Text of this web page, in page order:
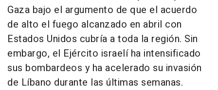
Gaza bajo el argumento de que el acuerdo
de alto el fuego alcanzado en abril con
Estados Unidos cubría a toda la región. Sin
embargo, el Ejército israelí ha intensificado
sus bombardeos y ha acelerado su invasión
de Líbano durante las últimas semanas.